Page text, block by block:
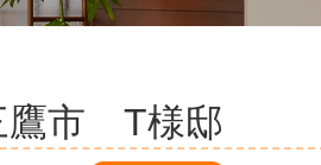
鷹市 T様邸